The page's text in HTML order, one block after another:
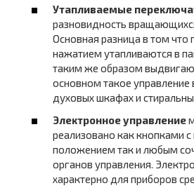
Утапливаемые
разновидность
Основная разница в том что
нажатием утапливаются в
таким же образом
основном такое управление
духовых шкафах и
Электронное управление
реализовано как кнопками
положением так и любым
органов управления.
характерно для приборов